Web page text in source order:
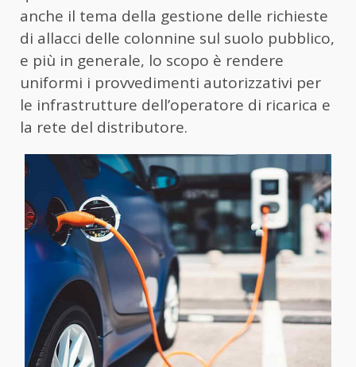
anche il tema della gestione delle richieste
di allacci delle colonnine sul suolo pubblico,
e più in generale, lo scopo è rendere
uniformi i provvedimenti autorizzativi per
le infrastrutture dell’operatore di ricarica e
la rete del distributore.